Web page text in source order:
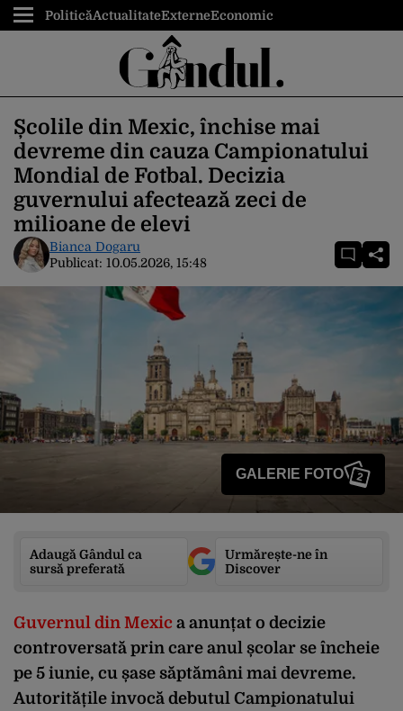
PoliticăActualitateExterneEconomic
Școlile din Mexic, închise mai
devreme din cauza Campionatului
Mondial de Fotbal. Decizia
guvernului afectează zeci de
milioane de elevi
Bianca Dogaru
Publicat: 10.05.2026, 15:48
GALERIE FOTO 2
Adaugă Gândul ca
sursă preferată
Urmărește-ne în
Discover
Guvernul din Mexic a anunțat o decizie
controversată prin care anul școlar se încheie
pe 5 iunie, cu șase săptămâni mai devreme.
Autoritățile invocă debutul Campionatului